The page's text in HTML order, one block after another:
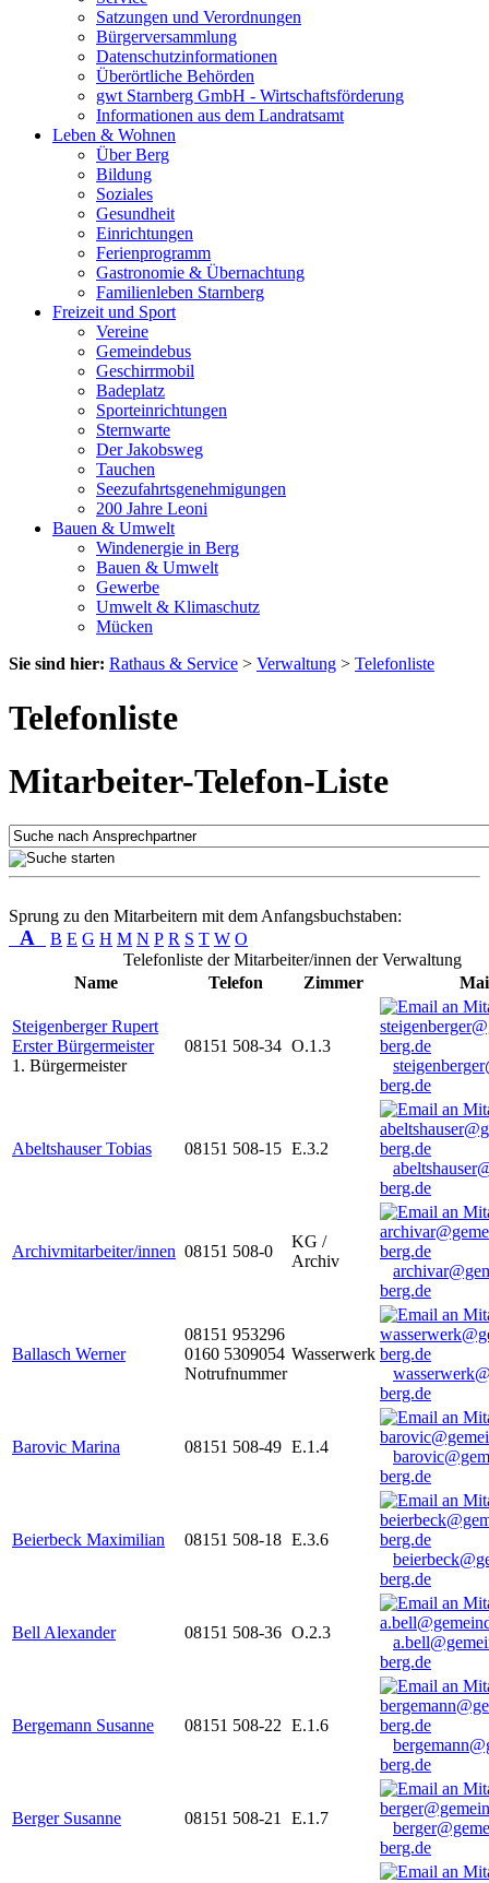
Satzungen und Verordnungen
Bürgerversammlung
Datenschutzinformationen
Überörtliche Behörden
gwt Starnberg GmbH - Wirtschaftsförderung
Informationen aus dem Landratsamt
Leben & Wohnen
Über Berg
Bildung
Soziales
Gesundheit
Einrichtungen
Ferienprogramm
Gastronomie & Übernachtung
Familienleben Starnberg
Freizeit und Sport
Vereine
Gemeindebus
Geschirrmobil
Badeplatz
Sporteinrichtungen
Sternwarte
Der Jakobsweg
Tauchen
Seezufahrtsgenehmigungen
200 Jahre Leoni
Bauen & Umwelt
Windenergie in Berg
Bauen & Umwelt
Gewerbe
Umwelt & Klimaschutz
Mücken
Sie sind hier: Rathaus & Service > Verwaltung > Telefonliste
Telefonliste
Mitarbeiter-Telefon-Liste
Sprung zu den Mitarbeitern mit dem Anfangsbuchstaben:
A B E G H M N P R S T W O
Telefonliste der Mitarbeiter/innen der Verwaltung
Name
Telefon Zimmer
Steigenberger Rupert
Erster Bürgermeister
1. Bürgermeister
08151 508-34 O.1.3
berg.de
Abeltshauser Tobias 08151 508-15 E.3.2
berg.de
Archivmitarbeiter/innen 08151 508-0
KG /
Archiv
berg.de
Ballasch Werner
08151 953296
0160 5309054
Notrufnummer
Wasserwerk
berg.de
Barovic Marina 08151 508-49 E.1.4
berg.de
Beierbeck Maximilian 08151 508-18 E.3.6
berg.de
Bell Alexander 08151 508-36 O.2.3
berg.de
Bergemann Susanne 08151 508-22 E.1.6
berg.de
Berger Susanne 08151 508-21 E.1.7
berg.de